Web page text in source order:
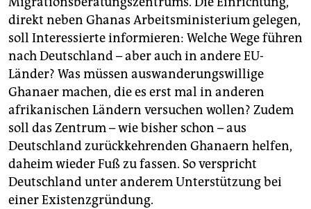
direkt neben Ghanas Arbeitsministerium gelegen,
soll Interessierte informieren: Welche Wege führen
nach Deutschland – aber auch in andere EU-
Länder? Was müssen auswanderungswillige
Ghanaer machen, die es erst mal in anderen
afrikanischen Ländern versuchen wollen? Zudem
soll das Zentrum – wie bisher schon – aus
Deutschland zurückkehrenden Ghanaern helfen,
daheim wieder Fuß zu fassen. So verspricht
Deutschland unter anderem Unterstützung bei
einer Existenzgründung.